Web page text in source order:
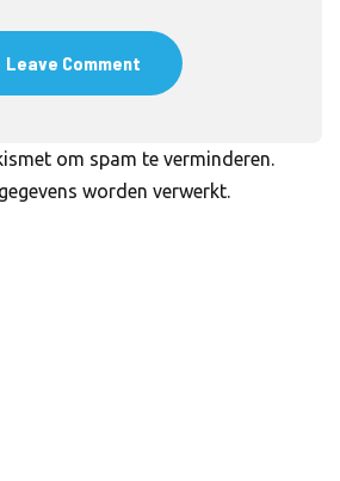
om spam te verminderen.
worden verwerkt.